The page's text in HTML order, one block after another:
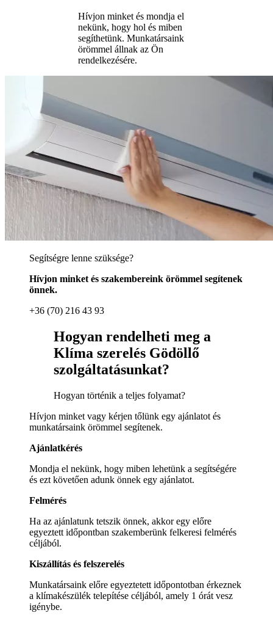
Hívjon minket és mondja el
nekünk, hogy hol és miben
segíthetünk. Munkatársaink
örömmel állnak az Ön
rendelkezésére.
Segítségre lenne szüksége?
Hívjon minket és szakembereink örömmel segítenek
önnek.
+36 (70) 216 43 93
Hogyan rendelheti meg a
Klíma szerelés Gödöllő
szolgáltatásunkat?
Hogyan történik a teljes folyamat?
Hívjon minket vagy kérjen tőlünk egy ajánlatot és
munkatársaink örömmel segítenek.
Ajánlatkérés
Mondja el nekünk, hogy miben lehetünk a segítségére
és ezt követően adunk önnek egy ajánlatot.
Felmérés
Ha az ajánlatunk tetszik önnek, akkor egy előre
egyeztett időpontban szakemberünk felkeresi felmérés
céljából.
Kiszállítás és felszerelés
Munkatársaink előre egyeztetett időpontotban érkeznek
a klímakészülék telepítése céljából, amely 1 órát vesz
igénybe.